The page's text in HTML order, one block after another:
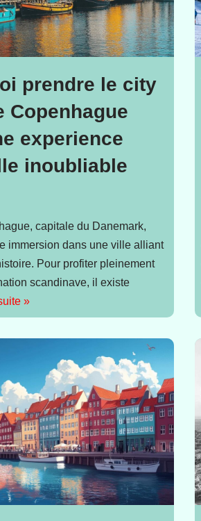
prendre le city
Copenhague
experience
inoubliable
capitale du Danemark,
immersion dans une ville alliant
Pour profiter pleinement
scandinave, il existe
»